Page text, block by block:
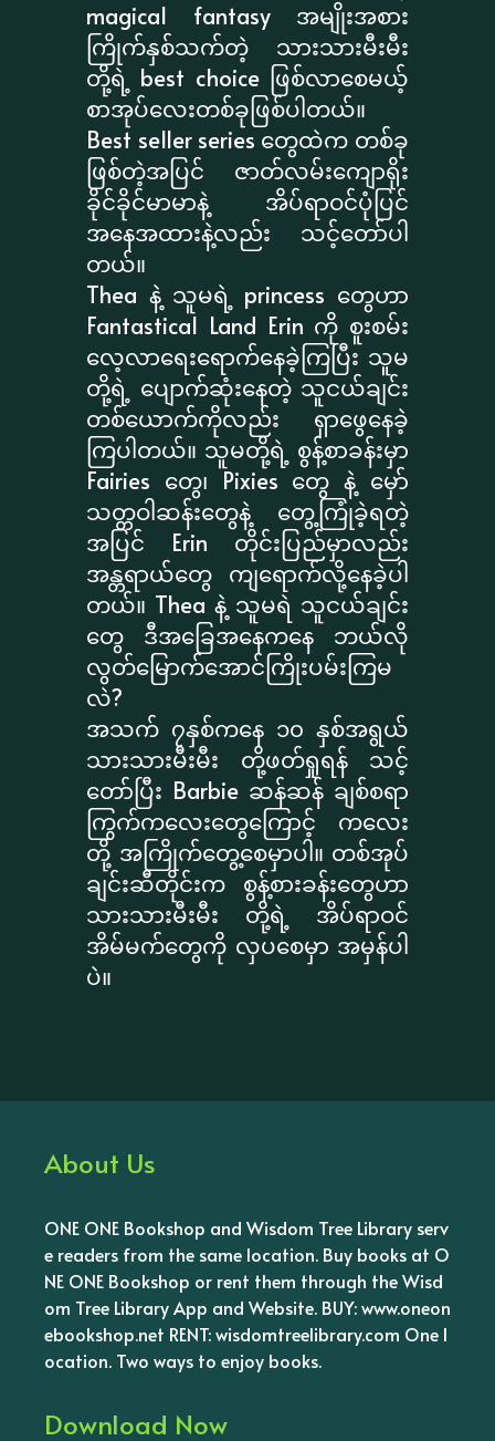
magical fantasy အမျိုးအစား
ကြိုက်နှစ်သက်တဲ့ သားသားမီးမီး
တို့ရဲ့ best choice ဖြစ်လာစေမယ့်
စာအုပ်လေးတစ်ခုဖြစ်ပါတယ်။
Best seller series တွေထဲက တစ်ခု
ဖြစ်တဲ့အပြင် ဇာတ်လမ်းကျောရိုး
ခိုင်ခိုင်မာမာနဲ့ အိပ်ရာဝင်ပုံပြင်
အနေအထားနဲ့လည်း သင့်တော်ပါ
တယ်။
Thea နဲ့ သူမရဲ့ princess တွေဟာ
Fantastical Land Erin ကို စူးစမ်း
လေ့လာရေးရောက်နေခဲ့ကြပြီး သူမ
တို့ရဲ့ ပျောက်ဆုံးနေတဲ့ သူငယ်ချင်း
တစ်ယောက်ကိုလည်း ရှာဖွေနေခဲ့
ကြပါတယ်။ သူမတို့ရဲ့ စွန့်စာခန်းမှာ
Fairies တွေ၊ Pixies တွေ နဲ့ မှော်
သတ္တဝါဆန်းတွေနဲ့ တွေ့ကြုံခဲ့ရတဲ့
အပြင် Erin တိုင်းပြည်မှာလည်း
အန္တရာယ်တွေ ကျရောက်လို့နေခဲ့ပါ
တယ်။ Thea နဲ့ သူမရဲ သူငယ်ချင်း
တွေ ဒီအခြေအနေကနေ ဘယ်လို
လွတ်မြောက်အောင်ကြိုးပမ်းကြမ
လဲ?
အသက် ၇နှစ်ကနေ ၁၀ နှစ်အရွယ်
သားသားမီးမီး တို့ဖတ်ရှုရန် သင့်
တော်ပြီး Barbie ဆန်ဆန် ချစ်စရာ
ကြွက်ကလေးတွေကြောင့် ကလေး
တို့ အကြိုက်တွေ့စေမှာပါ။ တစ်အုပ်
ချင်းဆီတိုင်းက စွန့်စားခန်းတွေဟာ
သားသားမီးမီး တို့ရဲ့ အိပ်ရာဝင်
အိမ်မက်တွေကို လှပစေမှာ အမှန်ပါ
ပဲ။
About Us
ONE ONE Bookshop and Wisdom Tree Library serv
e readers from the same location. Buy books at O
NE ONE Bookshop or rent them through the Wisd
om Tree Library App and Website. BUY: www.oneon
ebookshop.net RENT: wisdomtreelibrary.com One l
ocation. Two ways to enjoy books.
Download Now